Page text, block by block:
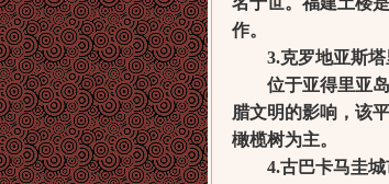
作。
3.克罗地亚斯塔
位于亚得里亚岛
腊文明的影响，该
橄榄树为主。
4.古巴卡马圭城